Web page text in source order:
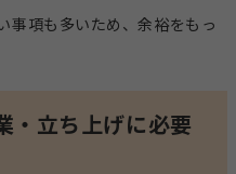
事項も多いため、余裕をもっ
・立ち上げに必要